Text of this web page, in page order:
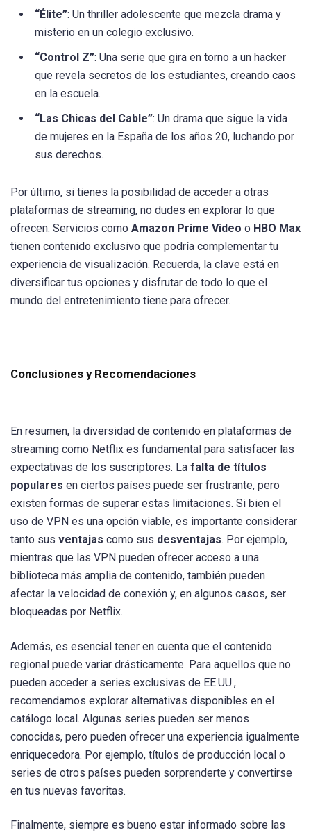
“Élite”: Un thriller adolescente que mezcla drama y
misterio en un colegio exclusivo.
“Control Z”: Una serie que gira en torno a un hacker
que revela secretos de los estudiantes, creando caos
en la escuela.
“Las Chicas del Cable”: Un drama que sigue la vida
de mujeres en la España de los años 20, luchando por
sus derechos.
Por último, si tienes la posibilidad de acceder a otras
plataformas de streaming, no dudes en explorar lo que
ofrecen. Servicios como Amazon Prime Video o HBO Max
tienen contenido exclusivo que podría complementar tu
experiencia de visualización. Recuerda, la clave está en
diversificar tus opciones y disfrutar de todo lo que el
mundo del entretenimiento tiene para ofrecer.
Conclusiones y Recomendaciones
En resumen, la diversidad de contenido en plataformas de
streaming como Netflix es fundamental para satisfacer las
expectativas de los suscriptores. La falta de títulos
populares en ciertos países puede ser frustrante, pero
existen formas de superar estas limitaciones. Si bien el
uso de VPN es una opción viable, es importante considerar
tanto sus ventajas como sus desventajas. Por ejemplo,
mientras que las VPN pueden ofrecer acceso a una
biblioteca más amplia de contenido, también pueden
afectar la velocidad de conexión y, en algunos casos, ser
bloqueadas por Netflix.
Además, es esencial tener en cuenta que el contenido
regional puede variar drásticamente. Para aquellos que no
pueden acceder a series exclusivas de EE.UU.,
recomendamos explorar alternativas disponibles en el
catálogo local. Algunas series pueden ser menos
conocidas, pero pueden ofrecer una experiencia igualmente
enriquecedora. Por ejemplo, títulos de producción local o
series de otros países pueden sorprenderte y convertirse
en tus nuevas favoritas.
Finalmente, siempre es bueno estar informado sobre las